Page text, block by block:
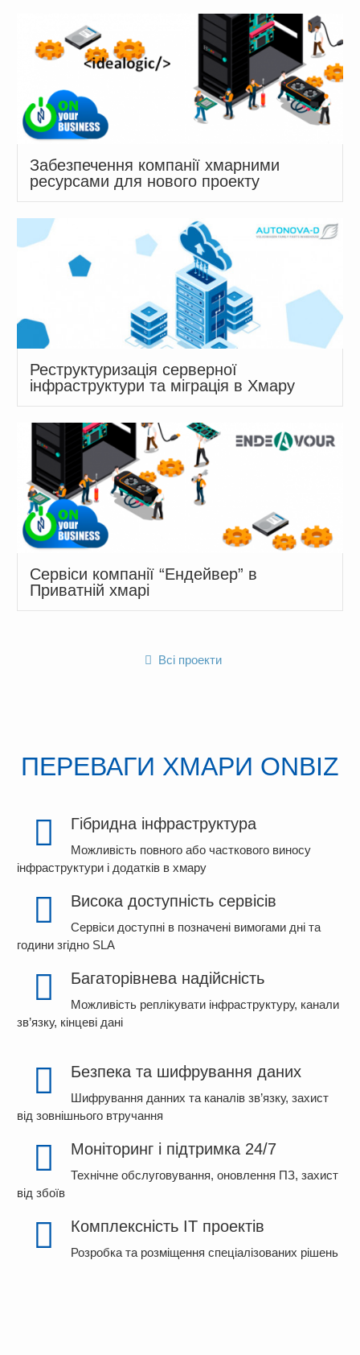
Забезпечення компанії хмарними
ресурсами для нового проекту
Реструктуризація серверної
інфраструктури та міграція в Хмару
Сервіси компанії “Ендейвер” в
Приватній хмарі
Всі проекти
ПЕРЕВАГИ ХМАРИ ONBIZ
Гібридна інфраструктура
Можливість повного або часткового виносу
інфраструктури і додатків в хмару
Висока доступність сервісів
Сервіси доступні в позначені вимогами дні та
години згідно SLA
Багаторівнева надійсність
Можливість реплікувати інфраструктуру, канали
зв’язку, кінцеві дані
Безпека та шифрування даних
Шифрування данних та каналів зв’язку, захист
від зовнішнього втручання
Моніторинг і підтримка 24/7
Технічне обслуговування, оновлення ПЗ, захист
від збоїв
Комплексність IT проектів
Розробка та розміщення спеціалізованих рішень